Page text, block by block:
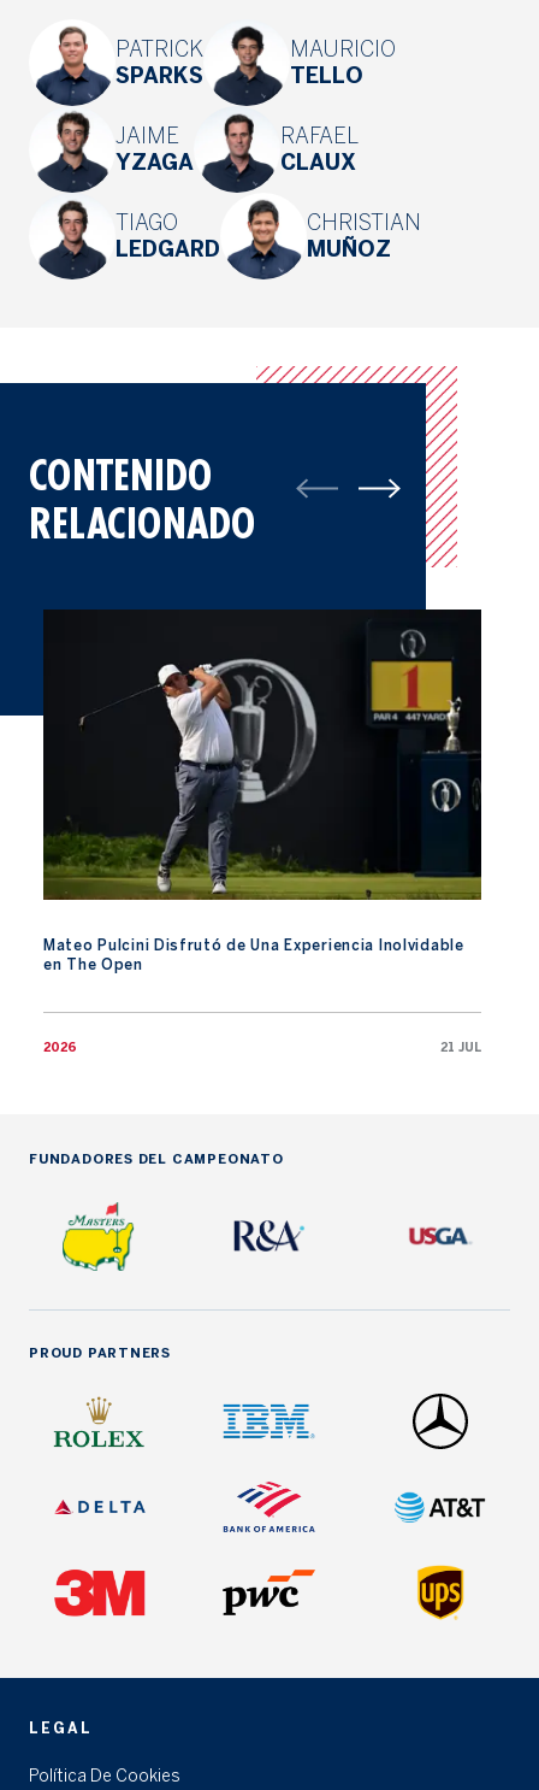
PATRICK
SPARKS
MAURICIO
TELLO
JAIME
YZAGA
RAFAEL
CLAUX
TIAGO
LEDGARD
CHRISTIAN
MUÑOZ
CONTENIDO
RELACIONADO
Mateo Pulcini Disfrutó de Una Experiencia Inolvidable
en The Open
2026 21 JUL
FUNDADORES DEL CAMPEONATO
PROUD PARTNERS
LEGAL
Política De Cookies